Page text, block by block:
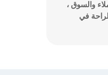
والسوق ،
في